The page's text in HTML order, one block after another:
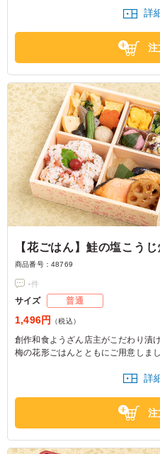
れる鮭のご用意で、おもてなしに間
詳
注
【花ごはん】鮭の塩こうじ
商品番号： 48769
-件
サイズ 普通
1,496円 （税込）
創作和食ようざん店主がこだわり漬
梅の花形ごはんとともにご用意しま
詳
注